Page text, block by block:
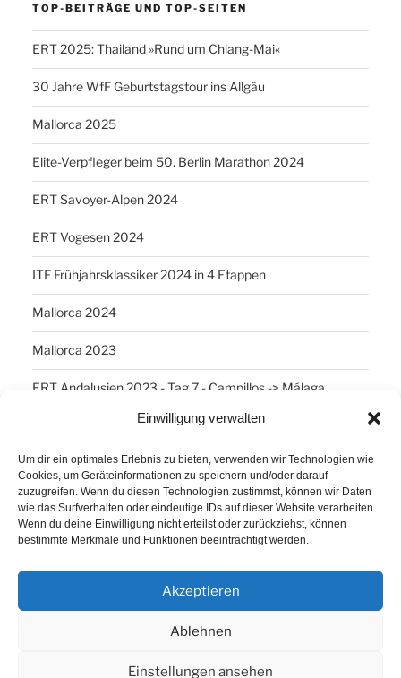
Einwilligung verwalten
Um dir ein optimales Erlebnis zu bieten, verwenden wir Technologien wie
Cookies, um Geräteinformationen zu speichern und/oder darauf
zuzugreifen. Wenn du diesen Technologien zustimmst, können wir Daten
wie das Surfverhalten oder eindeutige IDs auf dieser Website verarbeiten.
Wenn du deine Einwilligung nicht erteilst oder zurückziehst, können
bestimmte Merkmale und Funktionen beeinträchtigt werden.
Akzeptieren
Ablehnen
Einstellungen ansehen
TOP-BEITRÄGE UND TOP-SEITEN
ERT 2025: Thailand »Rund um Chiang-Mai«
30 Jahre WfF Geburtstagstour ins Allgäu
Mallorca 2025
Elite-Verpfleger beim 50. Berlin Marathon 2024
ERT Savoyer-Alpen 2024
ERT Vogesen 2024
ITF Frühjahrsklassiker 2024 in 4 Etappen
Mallorca 2024
Mallorca 2023
ERT Andalusien 2023 - Tag 7 - Campillos -> Málaga
Arber Daum Ergo 8i ErgoPlanet Frühsport
Havanna Kuba Laufen Los Angeles